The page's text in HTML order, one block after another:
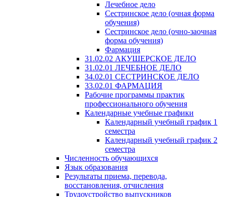
Лечебное дело
Сестринское дело (очная форма
обучения)
Сестринское дело (очно-заочная
форма обучения)
Фармация
31.02.02 АКУШЕРСКОЕ ДЕЛО
31.02.01 ЛЕЧЕБНОЕ ДЕЛО
34.02.01 СЕСТРИНСКОЕ ДЕЛО
33.02.01 ФАРМАЦИЯ
Рабочие программы практик
профессионального обучения
Календарные учебные графики
Календарный учебный график 1
семестра
Календарный учебный график 2
семестра
Численность обучающихся
Язык образования
Результаты приема, перевода,
восстановления, отчисления
Трудоустройство выпускников